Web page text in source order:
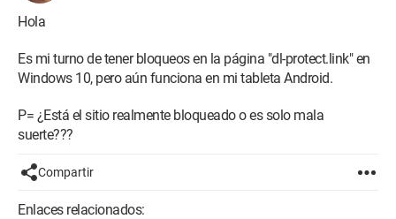
Hola
Es mi turno de tener bloqueos en la página "dl-protect.link" en
Windows 10, pero aún funciona en mi tableta Android.
P= ¿Está el sitio realmente bloqueado o es solo mala
suerte???
Compartir
Enlaces relacionados: